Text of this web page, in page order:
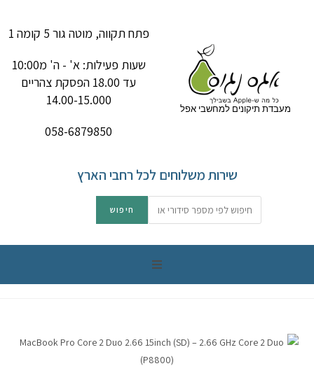
מעבדת תיקונים למחשבי אפל
פתח תקווה, מוטה גור 5 קומה 1
שעות פעילות: א' - ה' מ10:00
עד 18.00 הפסקת צהריים
14.00-15.000
058-6879850
שירות משלוחים לכל רחבי הארץ
מחשבי אפל